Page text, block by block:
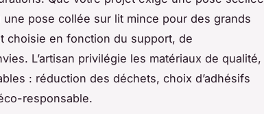
pose collée sur lit mince pour des grands
choisie en fonction du support, de
L’artisan privilégie les matériaux de qualité,
: réduction des déchets, choix d’adhésifs
responsable.